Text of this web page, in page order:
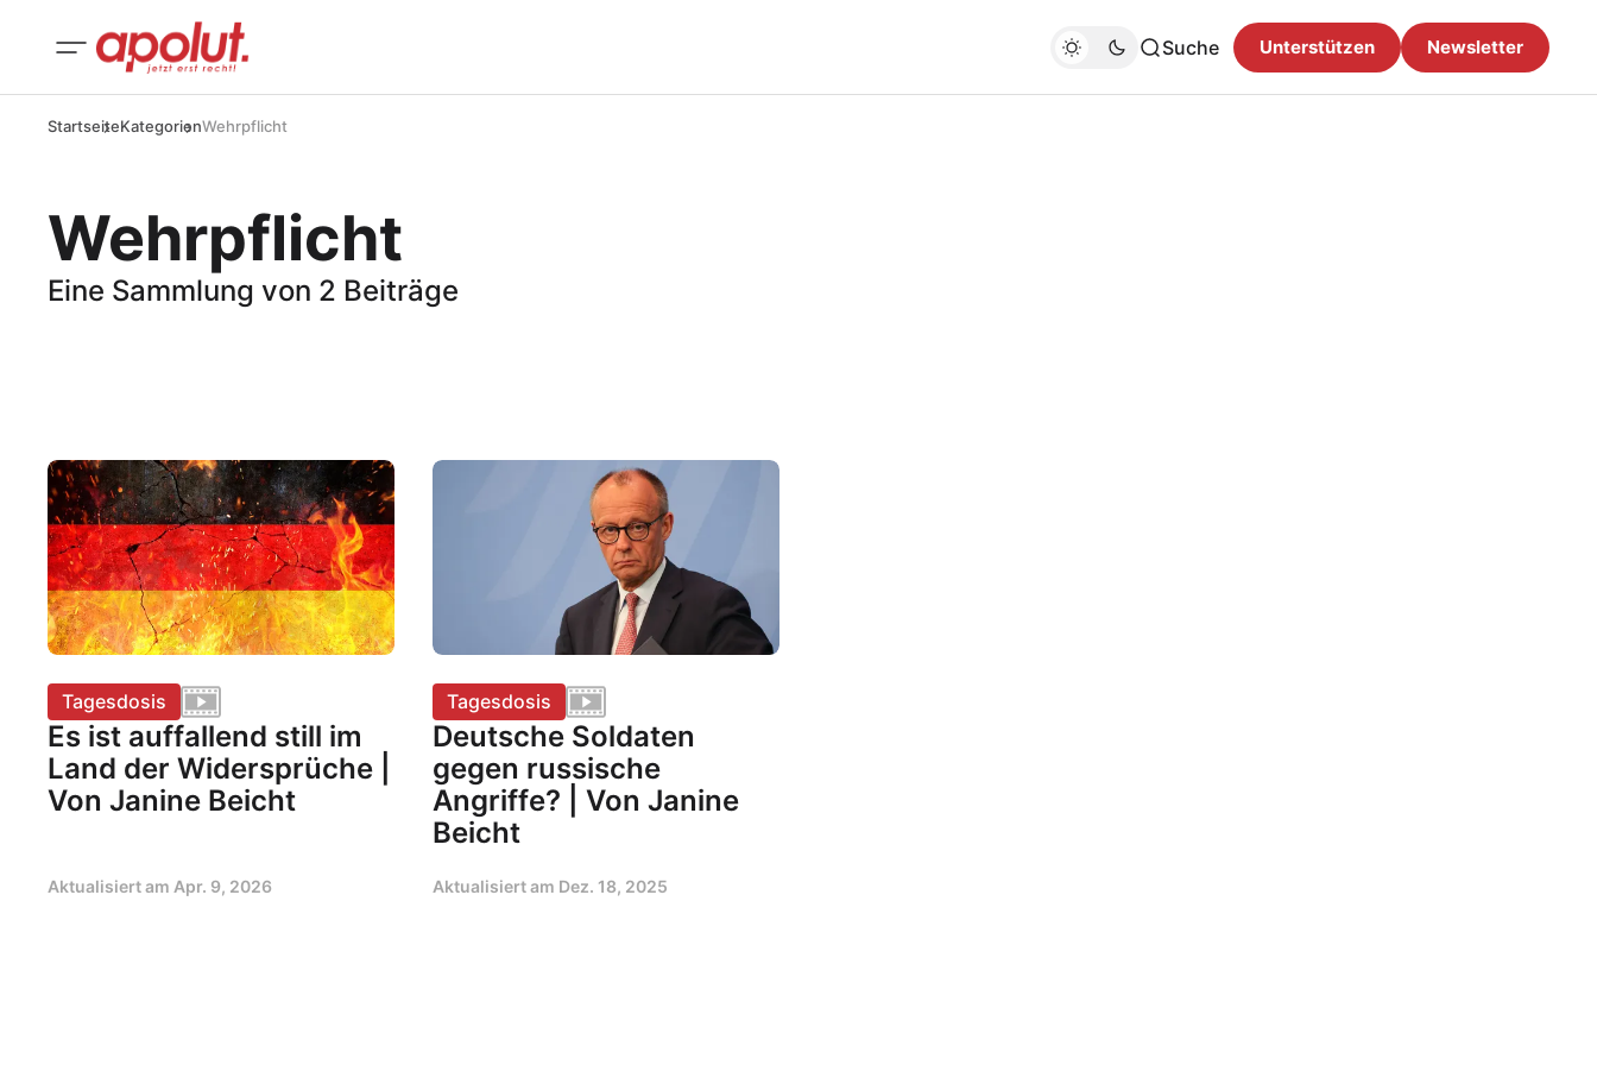
Suche Unterstützen Newsletter
StartseiteKategorienWehrpflicht
Wehrpflicht
Eine Sammlung von 2 Beiträge
Tagesdosis
Es ist auffallend still im
Land der Widersprüche |
Von Janine Beicht
Aktualisiert am Apr. 9, 2026
Tagesdosis
Deutsche Soldaten
gegen russische
Angriffe? | Von Janine
Beicht
Aktualisiert am Dez. 18, 2025